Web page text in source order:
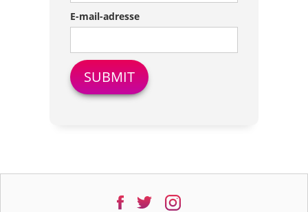
E-mail-adresse